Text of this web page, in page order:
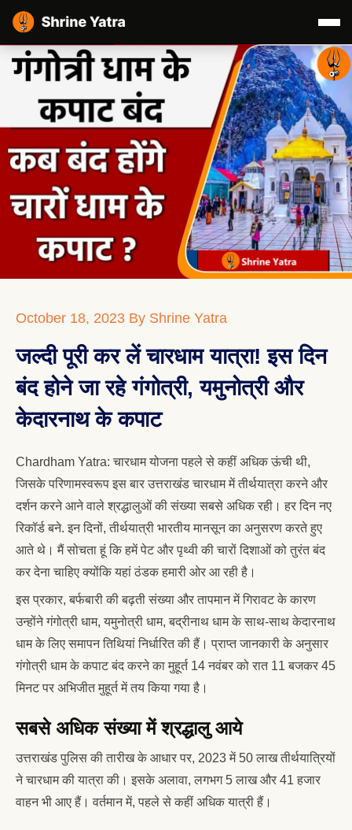
October 18, 2023 By Shrine Yatra
जल्दी पूरी कर लें चारधाम यात्रा! इस दिन
बंद होने जा रहे गंगोत्री, यमुनोत्री और
केदारनाथ के कपाट
Chardham Yatra: चारधाम योजना पहले से कहीं अधिक ऊंची थी,
जिसके परिणामस्वरूप इस बार उत्तराखंड चारधाम में तीर्थयात्रा करने और
दर्शन करने आने वाले श्रद्धालुओं की संख्या सबसे अधिक रही। हर दिन नए
रिकॉर्ड बने. इन दिनों, तीर्थयात्री भारतीय मानसून का अनुसरण करते हुए
आते थे। मैं सोचता हूं कि हमें पेट और पृथ्वी की चारों दिशाओं को तुरंत बंद
कर देना चाहिए क्योंकि यहां ठंडक हमारी ओर आ रही है।
इस प्रकार, बर्फबारी की बढ़ती संख्या और तापमान में गिरावट के कारण
उन्होंने गंगोत्री धाम, यमुनोत्री धाम, बद्रीनाथ धाम के साथ-साथ केदारनाथ
धाम के लिए समापन तिथियां निर्धारित की हैं। प्राप्त जानकारी के अनुसार
गंगोत्री धाम के कपाट बंद करने का मुहूर्त 14 नवंबर को रात 11 बजकर 45
मिनट पर अभिजीत मुहूर्त में तय किया गया है।
सबसे अधिक संख्या में श्रद्धालु आये
उत्तराखंड पुलिस की तारीख के आधार पर, 2023 में 50 लाख तीर्थयात्रियों
ने चारधाम की यात्रा की। इसके अलावा, लगभग 5 लाख और 41 हजार
वाहन भी आए हैं। वर्तमान में, पहले से कहीं अधिक यात्री हैं।